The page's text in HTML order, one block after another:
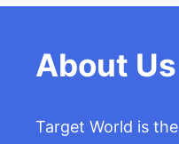
About Us
Target World is